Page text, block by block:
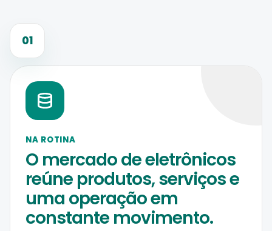
01
NA ROTINA
O mercado de eletrônicos
reúne produtos, serviços e
uma operação em
constante movimento.